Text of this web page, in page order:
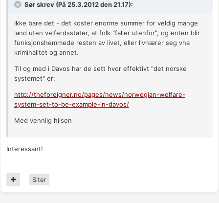
Sør skrev (På 25.3.2012 den 21.17):
Ikke bare det - det koster enorme summer for veldig mange
land uten velferdsstater, at folk "faller utenfor", og enten blir
funksjonshemmede resten av livet, eller livnærer seg vha
kriminalitet og annet.
Til og med i Davos har de sett hvor effektivt "det norske
systemet" er:
http://theforeigner.no/pages/news/norwegian-welfare-
system-set-to-be-example-in-davos/
Med vennlig hilsen
Interessant!
Siter